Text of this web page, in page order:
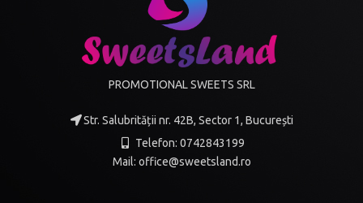
PROMOTIONAL SWEETS SRL
Str. Salubrității nr. 42B, Sector 1, București
Telefon: 0742843199
Mail: office@sweetsland.ro